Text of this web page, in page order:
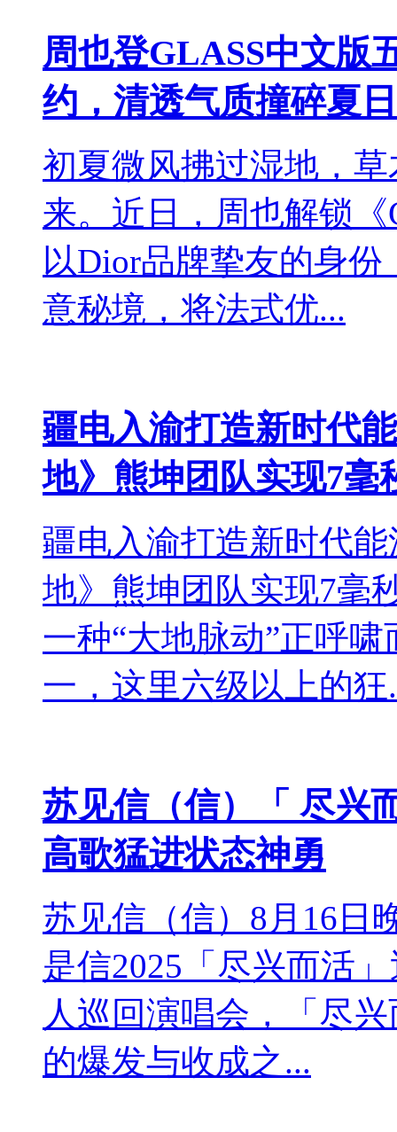
周也登GLASS中文版
约，清透气质撞碎夏
初夏微风拂过湿地，
来。近日，周也解锁
以Dior品牌挚友的身
意秘境，将法式优...
疆电入渝打造新时代
地》熊坤团队实现7毫
疆电入渝打造新时代
地》熊坤团队实现7毫
一种“大地脉动”正呼
一，这里六级以上的狂
苏见信（信）「 尽兴
高歌猛进状态神勇
苏见信（信）8月16日
是信2025「尽兴而活
人巡回演唱会，「尽
的爆发与收成之...